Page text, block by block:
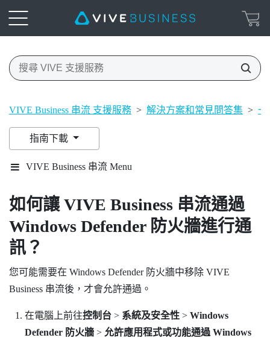
VIVE Business 串流 支援服務 > 解決方案和常見問答集 > 一
指南下載
VIVE Business 串流 Menu
如何讓 VIVE Business 串流通過
Windows Defender 防火牆進行通
訊？
您可能需要在 Windows Defender 防火牆中移除 VIVE
Business 串流後，才會允許通過。
在電腦上前往控制台> 系統及安全性> Windows
Defender 防火牆> 允許應用程式或功能通過 Windows